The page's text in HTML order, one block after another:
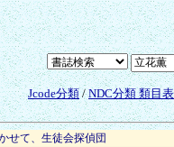
Jcode分類/NDC分類 類目
せて、生徒会探偵団